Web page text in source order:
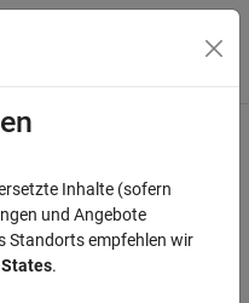
Class
Inhalte (sofern
und Angebote
Standorts empfehlen wir
.